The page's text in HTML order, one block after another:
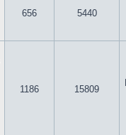
656 5440
1186 15809